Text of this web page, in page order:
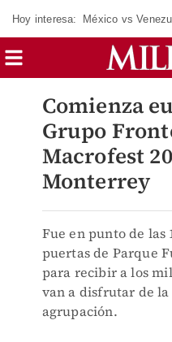
Hoy interesa: México vs
Comienza
Grupo
Macrofest
Monterrey
Fue en punto de las
puertas de Parque
para recibir a los
van a disfrutar de
agrupación.